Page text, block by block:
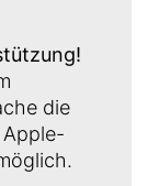
die
Apple-